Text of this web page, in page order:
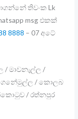
තිවංක Lk
msg එකක්
8888 – 07 අටේ
මාවනැල්ල /
ගනේමුල්ල / කොලබ
/ රත්නපුර